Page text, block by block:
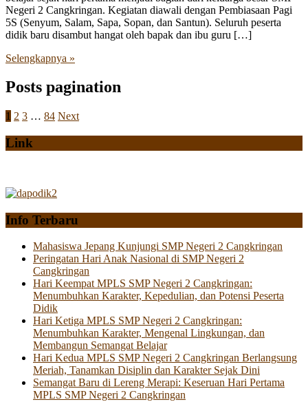
Negeri 2 Cangkringan. Kegiatan diawali dengan Pembiasaan Pagi
5S (Senyum, Salam, Sapa, Sopan, dan Santun). Seluruh peserta
didik baru disambut hangat oleh bapak dan ibu guru […]
Selengkapnya »
Posts pagination
1 2 3 … 84 Next
Link
Info Terbaru
Mahasiswa Jepang Kunjungi SMP Negeri 2 Cangkringan
Peringatan Hari Anak Nasional di SMP Negeri 2
Cangkringan
Hari Keempat MPLS SMP Negeri 2 Cangkringan:
Menumbuhkan Karakter, Kepedulian, dan Potensi Peserta
Didik
Hari Ketiga MPLS SMP Negeri 2 Cangkringan:
Menumbuhkan Karakter, Mengenal Lingkungan, dan
Membangun Semangat Belajar
Hari Kedua MPLS SMP Negeri 2 Cangkringan Berlangsung
Meriah, Tanamkan Disiplin dan Karakter Sejak Dini
Semangat Baru di Lereng Merapi: Keseruan Hari Pertama
MPLS SMP Negeri 2 Cangkringan